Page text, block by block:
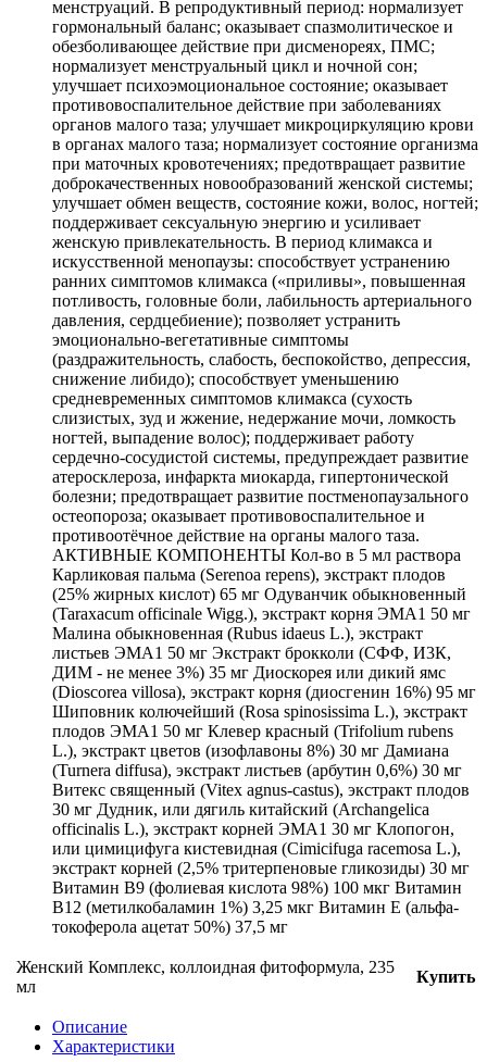
менструаций. В репродуктивный период: нормализует
гормональный баланс; оказывает спазмолитическое и
обезболивающее действие при дисменореях, ПМС;
нормализует менструальный цикл и ночной сон;
улучшает психоэмоциональное состояние; оказывает
противовоспалительное действие при заболеваниях
органов малого таза; улучшает микроциркуляцию крови
в органах малого таза; нормализует состояние организма
при маточных кровотечениях; предотвращает развитие
доброкачественных новообразований женской системы;
улучшает обмен веществ, состояние кожи, волос, ногтей;
поддерживает сексуальную энергию и усиливает
женскую привлекательность. В период климакса и
искусственной менопаузы: способствует устранению
ранних симптомов климакса («приливы», повышенная
потливость, головные боли, лабильность артериального
давления, сердцебиение); позволяет устранить
эмоционально-вегетативные симптомы
(раздражительность, слабость, беспокойство, депрессия,
снижение либидо); способствует уменьшению
средневременных симптомов климакса (сухость
слизистых, зуд и жжение, недержание мочи, ломкость
ногтей, выпадение волос); поддерживает работу
сердечно-сосудистой системы, предупреждает развитие
атеросклероза, инфаркта миокарда, гипертонической
болезни; предотвращает развитие постменопаузального
остеопороза; оказывает противовоспалительное и
противоотёчное действие на органы малого таза.
АКТИВНЫЕ КОМПОНЕНТЫ Кол-во в 5 мл раствора
Карликовая пальма (Serenoa repens), экстракт плодов
(25% жирных кислот) 65 мг Одуванчик обыкновенный
(Taraxacum officinale Wigg.), экстракт корня ЭМА1 50 мг
Малина обыкновенная (Rubus idaeus L.), экстракт
листьев ЭМА1 50 мг Экстракт брокколи (СФФ, И3К,
ДИМ - не менее 3%) 35 мг Диоскорея или дикий ямс
(Dioscorea villosa), экстракт корня (диосгенин 16%) 95 мг
Шиповник колючейший (Rosa spinosissima L.), экстракт
плодов ЭМА1 50 мг Клевер красный (Trifolium rubens
L.), экстракт цветов (изофлавоны 8%) 30 мг Дамиана
(Turnera diffusa), экстракт листьев (арбутин 0,6%) 30 мг
Витекс священный (Vitex agnus-castus), экстракт плодов
30 мг Дудник, или дягиль китайский (Archangelica
officinalis L.), экстракт корней ЭМА1 30 мг Клопогон,
или цимицифуга кистевидная (Cimicifuga racemosa L.),
экстракт корней (2,5% тритерпеновые гликозиды) 30 мг
Витамин В9 (фолиевая кислота 98%) 100 мкг Витамин
В12 (метилкобаламин 1%) 3,25 мкг Витамин Е (альфа-
токоферола ацетат 50%) 37,5 мг
Женский Комплекс, коллоидная фитоформула, 235
мл
Купить
Описание
Характеристики